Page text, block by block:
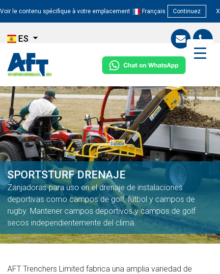
Voir le contenu spécifique à votre emplacement Français Continuez X
ES
SPORTSTURF DRENAJE
Zanjadoras para uso en el drenaje de instalaciones
deportivas como campos de golf, fútbol y campos de
rugby. Mantener campos deportivos y campos de golf
secos independientemente del clima.
AFT Trenchers Limited fabrica una amplia variedad de